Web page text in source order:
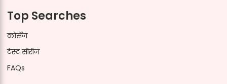
Top Searches
कोर्सेज
टेस्ट सीरीज
FAQs